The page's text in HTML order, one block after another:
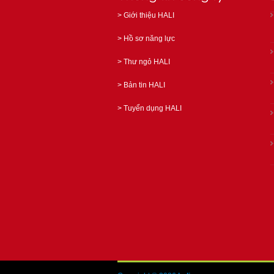
> Giới thiệu HALI
> Hồ sơ năng lực
> Thư ngỏ HALI
> Bản tin HALI
> Tuyển dụng HALI